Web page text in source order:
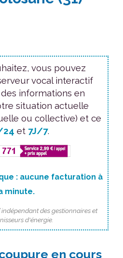
vous pouvez
vocal interactif
informations en
situation actuelle
ou collective) et ce
24 et 7J/7.
: aucune facturation à
minute.
des gestionnaires et
d'énergie.
en cours